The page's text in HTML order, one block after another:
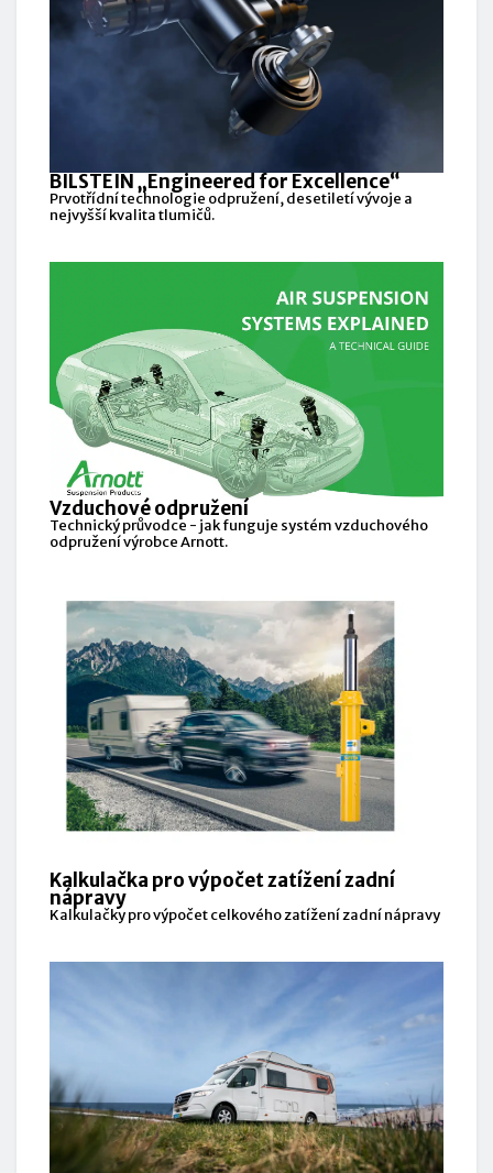
BILSTEIN „Engineered for Excellence“
Prvotřídní technologie odpružení, desetiletí vývoje a
nejvyšší kvalita tlumičů.
Vzduchové odpružení
Technický průvodce - jak funguje systém vzduchového
odpružení výrobce Arnott.
Kalkulačka pro výpočet zatížení zadní
nápravy
Kalkulačky pro výpočet celkového zatížení zadní nápravy